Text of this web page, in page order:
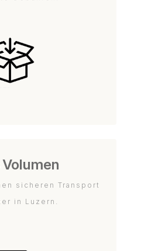
sicheren Transport
in Luzern.